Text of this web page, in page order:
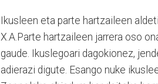
Ikusleen eta parte hartzaileen
X.A.Parte hartzaileen jarrera oso
gaude. Ikuslegoari dagokionez,
adierazi digute. Esango nuke